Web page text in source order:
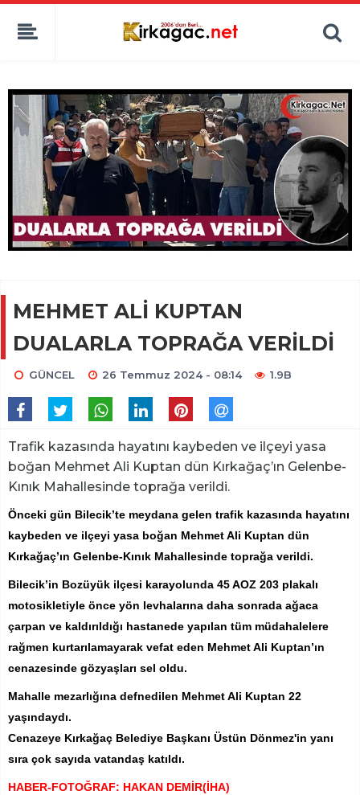
MEHMET ALİ KUPTAN
DUALARLA TOPRAĞA VERİLDİ
GÜNCEL 26 Temmuz 2024 - 08:14 1.9B
Trafik kazasında hayatını kaybeden ve ilçeyi yasa
boğan Mehmet Ali Kuptan dün Kırkağaç’ın Gelenbe-
Kınık Mahallesinde toprağa verildi.
Önceki gün Bilecik’te meydana gelen trafik kazasında hayatını
kaybeden ve ilçeyi yasa boğan Mehmet Ali Kuptan dün
Kırkağaç’ın Gelenbe-Kınık Mahallesinde toprağa verildi.
Bilecik’in Bozüyük ilçesi karayolunda 45 AOZ 203 plakalı
motosikletiyle önce yön levhalarına daha sonrada ağaca
çarpan ve kaldırıldığı hastanede yapılan tüm müdahalelere
rağmen kurtarılamayarak vefat eden Mehmet Ali Kuptan’ın
cenazesinde gözyaşları sel oldu.
Mahalle mezarlığına defnedilen Mehmet Ali Kuptan 22
yaşındaydı.
Cenazeye Kırkağaç Belediye Başkanı Üstün Dönmez'in yanı
sıra çok sayıda vatandaş katıldı.
HABER-FOTOĞRAF: HAKAN DEMİR(İHA)